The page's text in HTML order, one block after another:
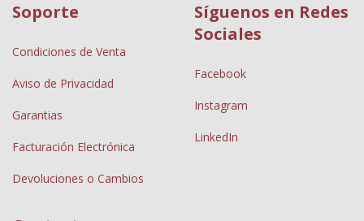
Soporte
Condiciones de Venta
Aviso de Privacidad
Garantias
Facturación Electrónica
Devoluciones o Cambios
Síguenos en Redes
Sociales
Facebook
Instagram
LinkedIn